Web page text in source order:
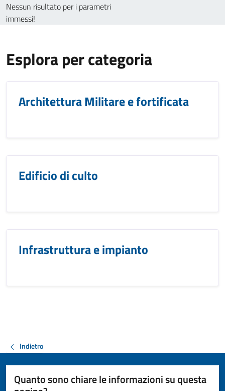
Nessun risultato per i parametri
immessi!
Esplora per categoria
Architettura Militare e fortificata
Edificio di culto
Infrastruttura e impianto
Indietro
Quanto sono chiare le informazioni su questa